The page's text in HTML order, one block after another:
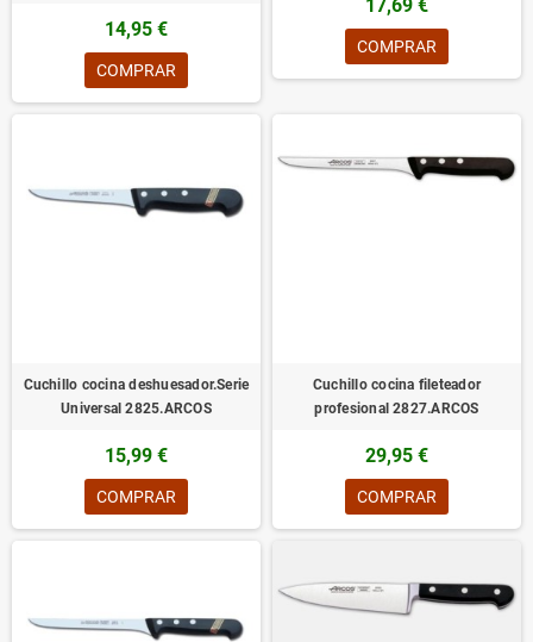
14,95 €
COMPRAR
17,69 €
COMPRAR
Cuchillo cocina deshuesador.Serie
Universal 2825.ARCOS
15,99 €
COMPRAR
Cuchillo cocina fileteador
profesional 2827.ARCOS
29,95 €
COMPRAR